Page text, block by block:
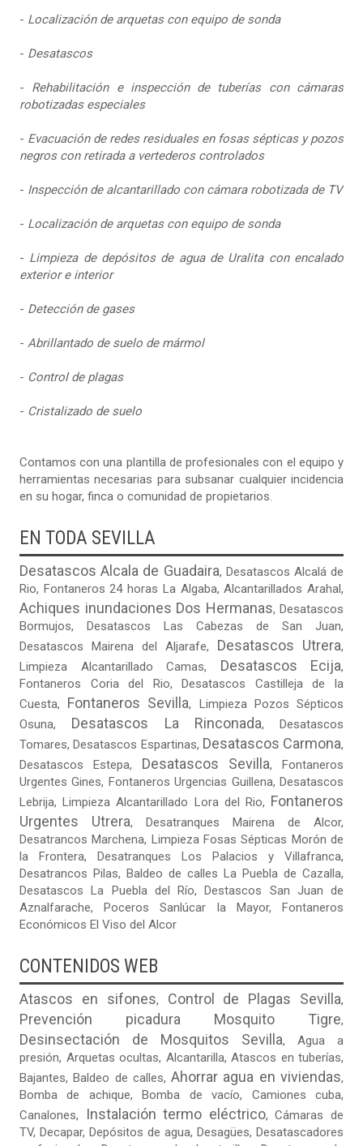
- Localización de arquetas con equipo de sonda
- Desatascos
- Rehabilitación e inspección de tuberías con cámaras
robotizadas especiales
- Evacuación de redes residuales en fosas sépticas y pozos
negros con retirada a vertederos controlados
- Inspección de alcantarillado con cámara robotizada de TV
- Localización de arquetas con equipo de sonda
- Limpieza de depósitos de agua de Uralita con encalado
exterior e interior
- Detección de gases
- Abrillantado de suelo de mármol
- Control de plagas
- Cristalizado de suelo
Contamos con una plantilla de profesionales con el equipo y
herramientas necesarias para subsanar cualquier incidencia
en su hogar, finca o comunidad de propietarios.
EN TODA SEVILLA
Desatascos Alcala de Guadaira, Desatascos Alcalá de
Rio, Fontaneros 24 horas La Algaba,Alcantarillados Arahal,
Achiques inundaciones Dos Hermanas, Desatascos
Bormujos, Desatascos Las Cabezas de San Juan,
Desatascos Mairena del Aljarafe, Desatascos Utrera,
Limpieza Alcantarillado Camas, Desatascos Ecija,
Fontaneros Coria del Rio,Desatascos Castilleja de la
Cuesta, Fontaneros Sevilla, Limpieza Pozos Sépticos
Osuna, Desatascos La Rinconada, Desatascos
Tomares,Desatascos Espartinas, Desatascos Carmona,
Desatascos Estepa, Desatascos Sevilla, Fontaneros
Urgentes Gines, Fontaneros Urgencias Guillena,Desatascos
Lebrija,Limpieza Alcantarillado Lora del Rio, Fontaneros
Urgentes Utrera, Desatranques Mairena de Alcor,
Desatrancos Marchena, Limpieza Fosas Sépticas Morón de
la Frontera, Desatranques Los Palacios y Villafranca,
Desatrancos Pilas, Baldeo de calles La Puebla de Cazalla,
Desatascos La Puebla del Río,Destascos San Juan de
Aznalfarache,Poceros Sanlúcar la Mayor,Fontaneros
Económicos El Viso del Alcor
CONTENIDOS WEB
Atascos en sifones, Control de Plagas Sevilla,
Prevención picadura Mosquito Tigre,
Desinsectación de Mosquitos Sevilla, Agua a
presión, Arquetas ocultas, Alcantarilla, Atascos en tuberías,
Bajantes,Baldeo de calles,Ahorrar agua en viviendas,
Bomba de achique, Bomba de vacío, Camiones cuba,
Canalones,
Instalación termo eléctrico, Cámaras de
TV, Decapar, Depósitos de agua, Desagües, Desatascadores